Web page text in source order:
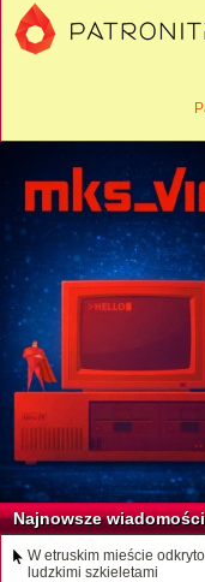
Najnowsze wiadomości
W etruskim mieście
ludzkimi szkieletami